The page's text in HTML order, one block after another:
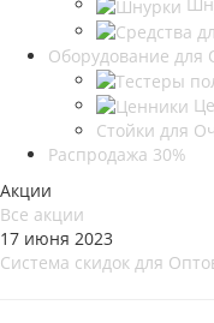
Оборудование для
Стойки для
Распродажа 30%
Акции
Все акции
17 июня 2023
Система скидок для